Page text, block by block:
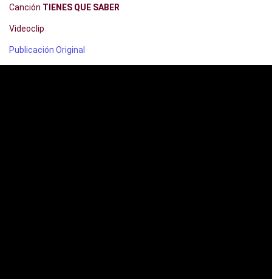
Canción TIENES QUE SABER
Videoclip
Publicación Original